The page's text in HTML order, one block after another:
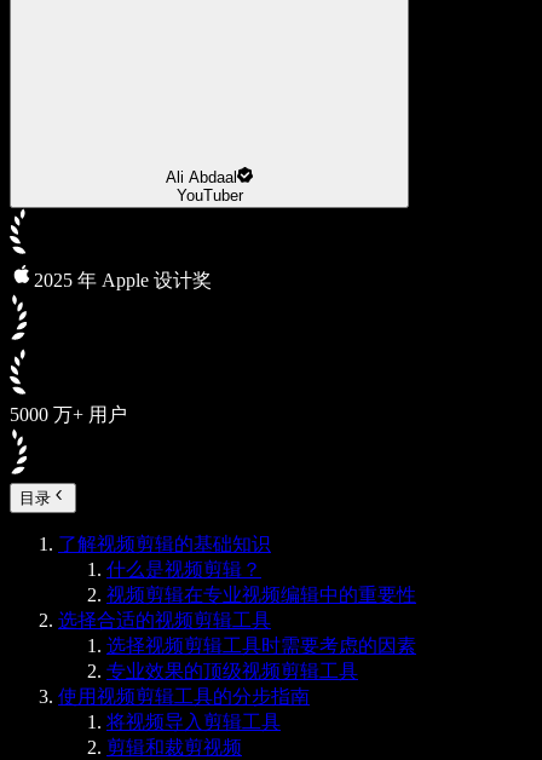
Ali Abdaal
YouTuber
2025 年 Apple 设计奖
5000 万+ 用户
目录
了解视频剪辑的基础知识
什么是视频剪辑？
视频剪辑在专业视频编辑中的重要性
选择合适的视频剪辑工具
选择视频剪辑工具时需要考虑的因素
专业效果的顶级视频剪辑工具
使用视频剪辑工具的分步指南
将视频导入剪辑工具
剪辑和裁剪视频